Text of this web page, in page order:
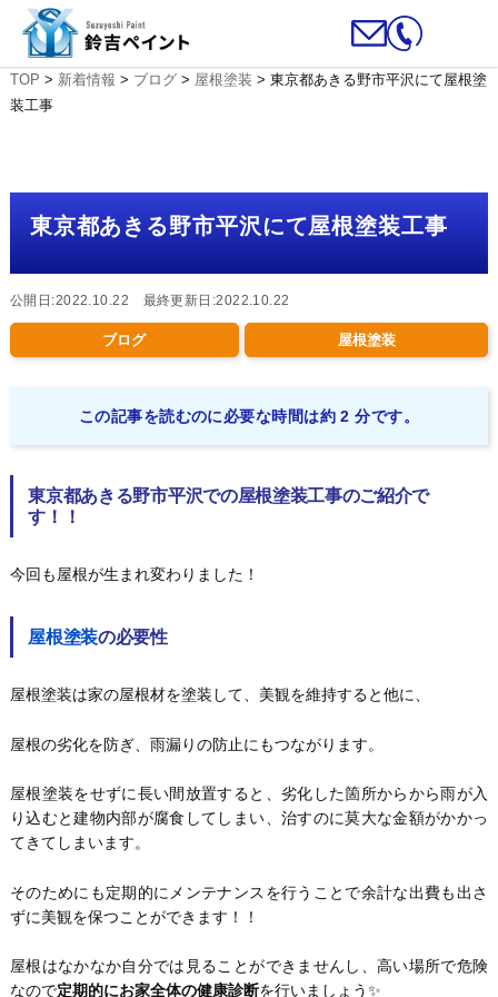
TOP > 新着情報 > ブログ> 屋根塗装 > 東京都あきる野市平沢にて屋根塗
装工事
東京都あきる野市平沢にて屋根塗装工事
公開日:2022.10.22 最終更新日:2022.10.22
ブログ 屋根塗装
この記事を読むのに必要な時間は約 2 分です。
東京都あきる野市平沢での屋根塗装工事のご紹介で
す！！
今回も屋根が生まれ変わりました！
屋根塗装の必要性
屋根塗装は家の屋根材を塗装して、美観を維持すると他に、
屋根の劣化を防ぎ、雨漏りの防止にもつながります。
屋根塗装をせずに長い間放置すると、劣化した箇所からから雨が入
り込むと建物内部が腐食してしまい、治すのに莫大な金額がかかっ
てきてしまいます。
そのためにも定期的にメンテナンスを行うことで余計な出費も出さ
ずに美観を保つことができます！！
屋根はなかなか自分では見ることができませんし、高い場所で危険
なので定期的にお家全体の健康診断を行いましょう✨